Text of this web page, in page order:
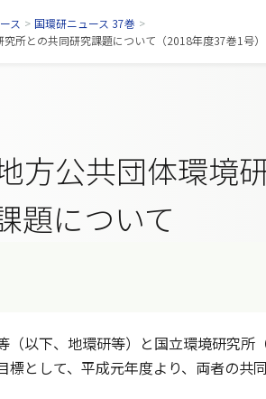
ス > 国環研ニュース 37巻 >
所との共同研究課題について（2018年度37巻1号）
方公共団体環境
題について
以下、地環研等）と国立環境研究所
として、平成元年度より、両者の共